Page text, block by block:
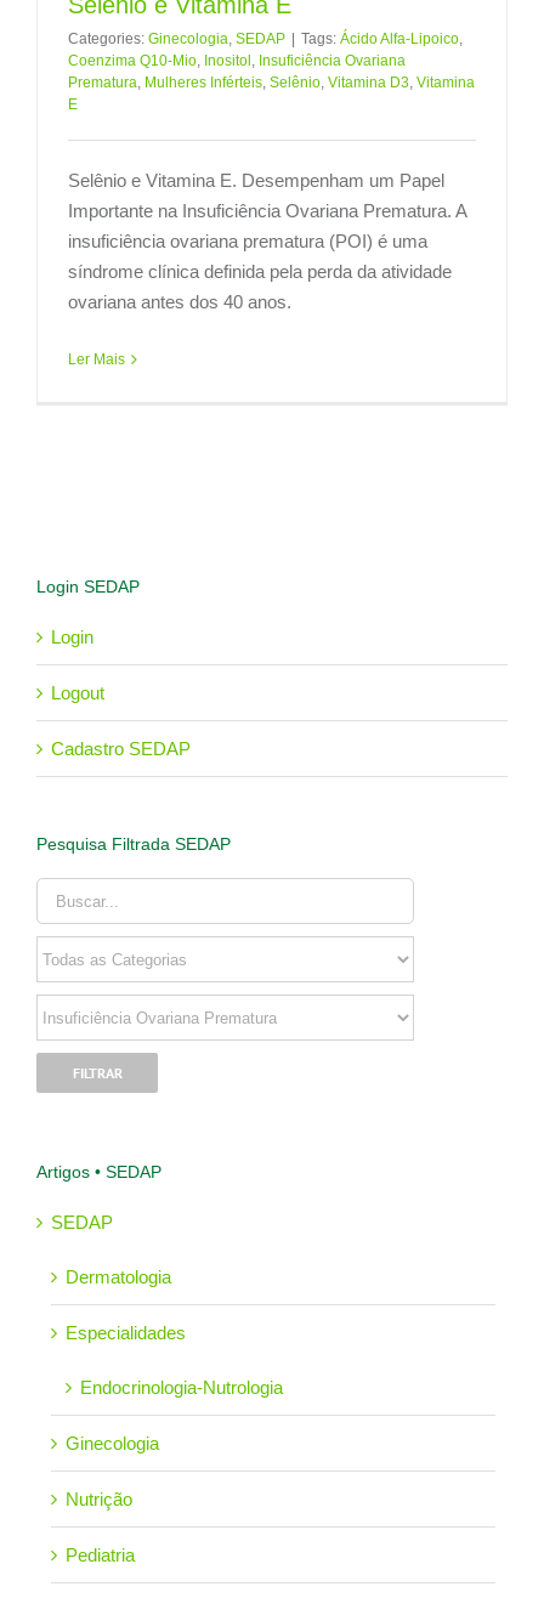
Selênio e Vitamina E
Categories: Ginecologia, SEDAP Tags: Ácido Alfa-Lipoico,
Coenzima Q10-Mio, Inositol , Insuficiência Ovariana
Prematura, Mulheres Inférteis, Selênio, Vitamina D3, Vitamina
E
Selênio e Vitamina E. Desempenham um Papel
Importante na Insuficiência Ovariana Prematura. A
insuficiência ovariana prematura (POI) é uma
síndrome clínica definida pela perda da atividade
ovariana antes dos 40 anos.
Ler Mais
Login SEDAP
Login
Logout
Cadastro SEDAP
Pesquisa Filtrada SEDAP
Artigos • SEDAP
SEDAP
Dermatologia
Especialidades
Endocrinologia-Nutrologia
Ginecologia
Nutrição
Pediatria